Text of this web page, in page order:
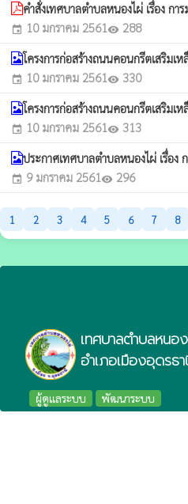
คำสั่งเทศบาลตำบลหนองไผ่ เรื่อง ก
event 10 มกราคม 2561visibility 288
โครงการก่อสร้างถนนคอนกรีตเสริม
event 10 มกราคม 2561visibility 330
โครงการก่อสร้างถนนคอนกรีตเสริม
event 10 มกราคม 2561visibility 313
ประกาศเทศบาลตำบลหนองไผ่ เรื่
event 9 มกราคม 2561visibility 296
1 2 3 4 5 6 7 8
เทศบาลตำบลหนอ
อำเภอเมืองอุดร
ผู้ดูแลระบบ พัฒนาระบบ